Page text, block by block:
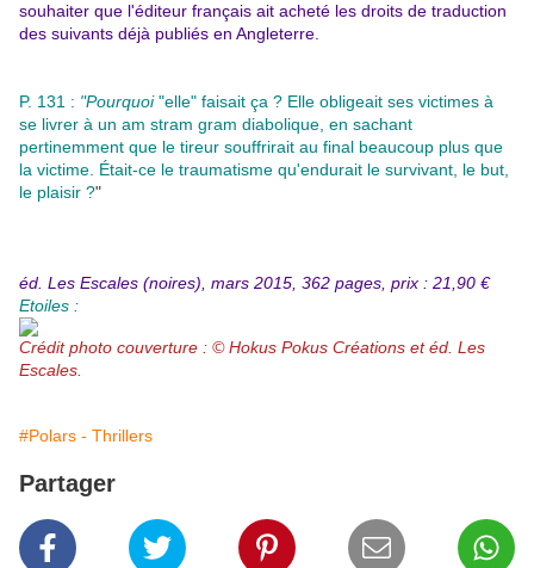
souhaiter que l'éditeur français ait acheté les droits de traduction
des suivants déjà publiés en Angleterre.
P. 131 : "Pourquoi"elle" faisait ça ? Elle obligeait ses victimes à
se livrer à un am stram gram diabolique, en sachant
pertinemment que le tireur souffrirait au final beaucoup plus que
la victime. Était-ce le traumatisme qu'endurait le survivant, le but,
le plaisir ?"
éd. Les Escales (noires), mars 2015, 362 pages, prix : 21,90 €
Etoiles :
Crédit photo couverture : © Hokus Pokus Créations et éd. Les
Escales.
#Polars - Thrillers
Partager